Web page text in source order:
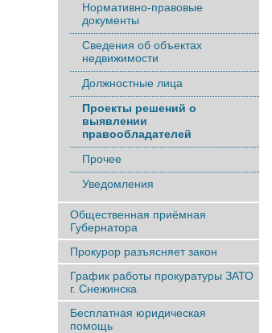
Нормативно-правовые
документы
Сведения об объектах
недвижимости
Должностные лица
Проекты решений о
выявлении
правообладателей
Прочее
Уведомления
Общественная приёмная
Губернатора
Прокурор разъясняет закон
График работы прокуратуры ЗАТО
г. Снежинска
Бесплатная юридическая
помощь